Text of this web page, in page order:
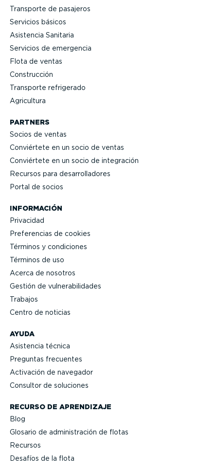
Transporte de pasajeros
Servicios básicos
Asistencia Sanitaria
Servicios de emergencia
Flota de ventas
Construcción
Transporte refrigerado
Agricultura
AYUDA
Asistencia técnica
Preguntas frecuentes
Activación de navegador
Consultor de soluciones
RECURSO DE APRENDIZAJE
Blog
Glosario de adminis­tración de flotas
Recursos
Desafíos de la flota
PARTNERS
Socios de ventas
Conviértete en un socio de ventas
Conviértete en un socio de integración
Recursos para desarro­lla­dores
Portal de socios
INFORMACIÓN
Privacidad
Prefe­rencias de cookies
Términos y condiciones
Términos de uso
Acerca de nosotros
Gestión de vulne­ra­bi­li­dades
Trabajos
Centro de noticias